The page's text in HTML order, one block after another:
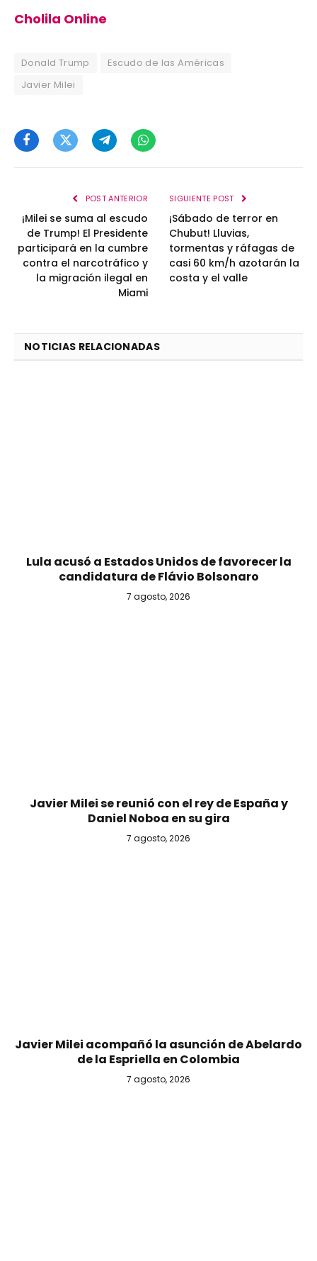
Cholila Online
Donald Trump
Escudo de las Américas
Javier Milei
FacebookTwitterTelegramWhatsApp
POST ANTERIOR
¡Milei se suma al escudo
de Trump! El Presidente
participará en la cumbre
contra el narcotráfico y
la migración ilegal en
Miami
SIGUIENTE POST
¡Sábado de terror en
Chubut! Lluvias,
tormentas y ráfagas de
casi 60 km/h azotarán la
costa y el valle
NOTICIAS RELACIONADAS
Lula acusó a Estados Unidos de favorecer la
candidatura de Flávio Bolsonaro
7 agosto, 2026
Javier Milei se reunió con el rey de España y
Daniel Noboa en su gira
7 agosto, 2026
Javier Milei acompañó la asunción de Abelardo
de la Espriella en Colombia
7 agosto, 2026